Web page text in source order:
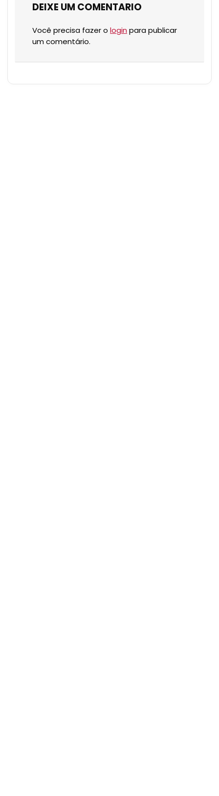
DEIXE UM COMENTARIO
Você precisa fazer o login para publicar
um comentário.